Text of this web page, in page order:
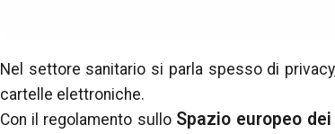
Nel settore sanitario si parla spesso di
cartelle elettroniche.
Con il regolamento sullo Spazio europeo